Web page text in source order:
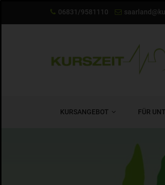
06831/9581110
KURSANGEBOT FÜR